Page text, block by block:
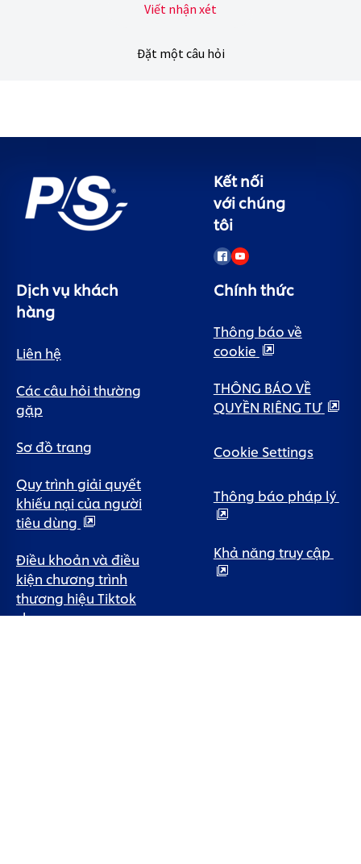
Viết nhận xét
Đặt một câu hỏi
Kết nối
với chúng
tôi
Dịch vụ khách
hàng
Liên hệ
Các câu hỏi thường
gặp
Sơ đồ trang
Quy trình giải quyết
khiếu nại của người
tiêu dùng
Điều khoản và điều
kiện chương trình
thương hiệu Tiktok
shop
Chính thức
Thông báo về
cookie
THÔNG BÁO VỀ
QUYỀN RIÊNG TƯ
Cookie Settings
Thông báo pháp lý
Khả năng truy cập